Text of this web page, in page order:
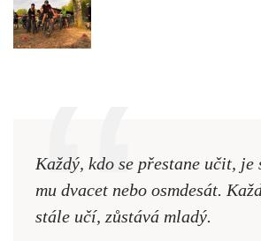
Každý, kdo se přestane učit,
mu dvacet nebo osmdesát.
stále učí, zůstává mladý.